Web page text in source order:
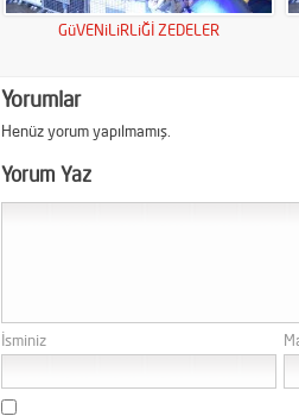
GüVENiLiRLiĞİ ZEDELER
Yorumlar
Henüz yorum yapılmamış.
Yorum Yaz
İsminiz